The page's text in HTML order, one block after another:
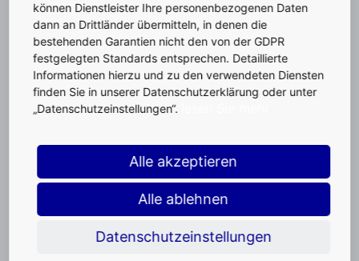
können Dienstleister Ihre personenbezogenen Daten
dann an Drittländer übermitteln, in denen die
bestehenden Garantien nicht den von der GDPR
festgelegten Standards entsprechen. Detaillierte
Informationen hierzu und zu den verwendeten Diensten
finden Sie in unserer Datenschutzerklärung oder unter
„Datenschutzeinstellungen“.
Alle akzeptieren
Alle ablehnen
Datenschutzeinstellungen